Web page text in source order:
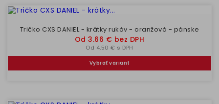
Tričko CXS DANIEL - krátky rukáv - oranžová - pánske
Cena
Od 3.66 € bez DPH
Od 4,50 € s DPH
Vybrať variant